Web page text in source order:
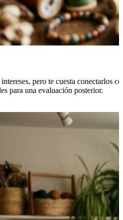
pero te cuesta conectarlos
para una evaluación posterior.